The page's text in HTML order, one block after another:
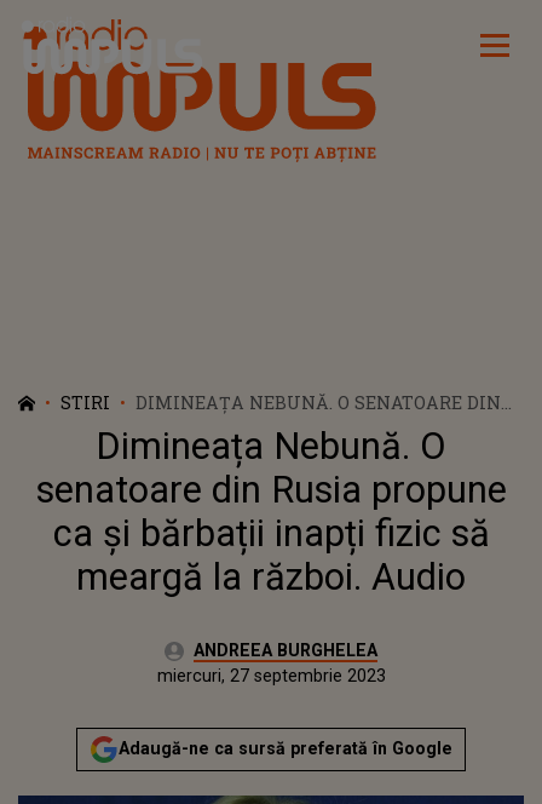
Radio Impuls
STIRI
DIMINEAȚA NEBUNĂ. O SENATOARE DIN
RUSIA PROPUNE CA ȘI BĂRBAȚII INAPȚI
FIZIC SĂ MEARGĂ LA RĂZBOI. AUDIO
Dimineața Nebună. O
senatoare din Rusia propune
ca și bărbații inapți fizic să
meargă la război. Audio
Autor:ANDREEA BURGHELEA
marți, 27 septembrie 2022
Actualizat:
miercuri, 27 septembrie 2023
Adaugă-ne ca sursă preferată în Google